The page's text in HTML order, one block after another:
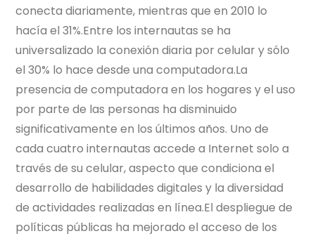
conecta diariamente, mientras que en 2010 lo
hacía el 31%.Entre los internautas se ha
universalizado la conexión diaria por celular y sólo
el 30% lo hace desde una computadora.La
presencia de computadora en los hogares y el uso
por parte de las personas ha disminuido
significativamente en los últimos años. Uno de
cada cuatro internautas accede a Internet solo a
través de su celular, aspecto que condiciona el
desarrollo de habilidades digitales y la diversidad
de actividades realizadas en línea.El despliegue de
políticas públicas ha mejorado el acceso de los